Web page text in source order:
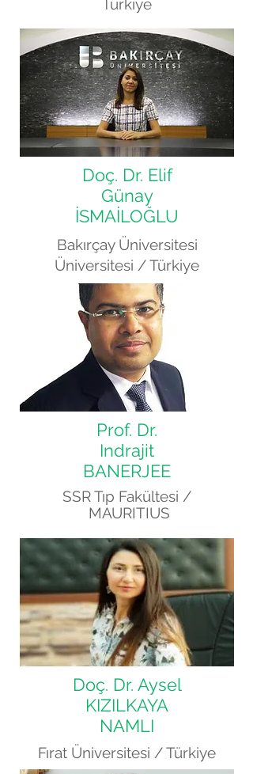
Türkiye
Doç. Dr. Elif
Günay
İSMAİLOĞLU
Bakırçay Üniversitesi
Üniversitesi /Türkiye
Prof. Dr.
Indrajit
BANERJEE
SSR Tıp Fakültesi /
MAURITIUS
Doç. Dr. Aysel
KIZILKAYA
NAMLI
Fırat Üniversitesi / Türkiye